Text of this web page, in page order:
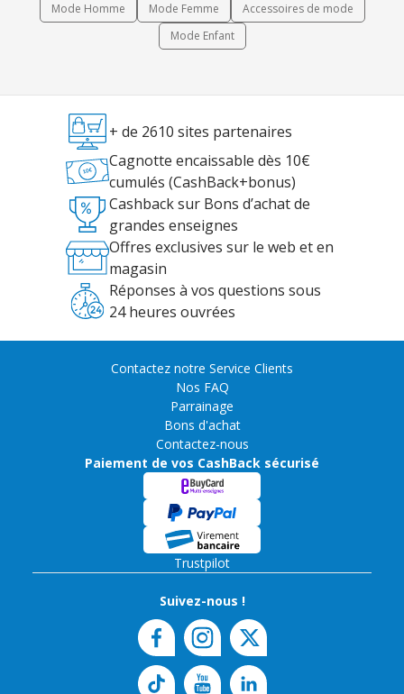
Mode Homme Mode Femme
Accessoires de mode
Mode Enfant
+ de 2610 sites partenaires
Cagnotte encaissable dès 10€
cumulés (CashBack+bonus)
Cashback sur Bons d’achat de
grandes enseignes
Offres exclusives sur le web et en
magasin
Réponses à vos questions sous
24 heures ouvrées
Contactez notre Service Clients
Nos FAQ
Parrainage
Bons d'achat
Contactez-nous
Paiement de vos CashBack sécurisé
Trustpilot
Suivez-nous !